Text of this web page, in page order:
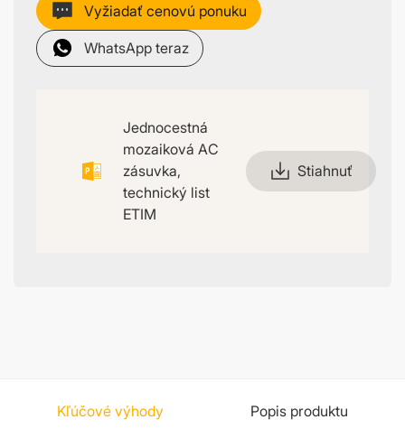
Vyžiadať cenovú ponuku
WhatsApp teraz
Jednocestná
mozaiková AC
zásuvka,
technický list
ETIM
Stiahnuť
Kľúčové výhody Popis produktu